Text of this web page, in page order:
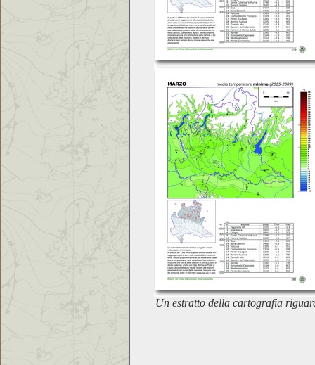
Un estratto della cartografia